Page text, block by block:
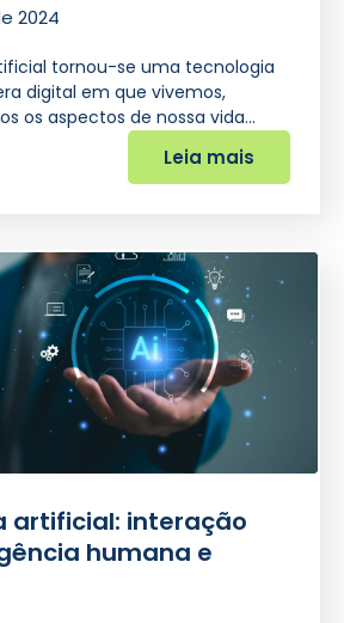
2024
tornou-se uma tecnologia
digital em que vivemos,
os aspectos de nossa vida…
Leia mais
artificial: interação
humana e